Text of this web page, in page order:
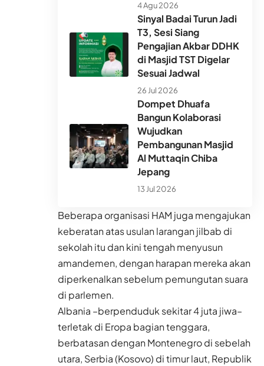
4 Agu 2026
Sinyal Badai Turun Jadi
T3, Sesi Siang
Pengajian Akbar DDHK
di Masjid TST Digelar
Sesuai Jadwal
26 Jul 2026
Dompet Dhuafa
Bangun Kolaborasi
Wujudkan
Pembangunan Masjid
Al Muttaqin Chiba
Jepang
13 Jul 2026
Beberapa organisasi HAM juga mengajukan
keberatan atas usulan larangan jilbab di
sekolah itu dan kini tengah menyusun
amandemen, dengan harapan mereka akan
diperkenalkan sebelum pemungutan suara
di parlemen.
Albania –berpenduduk sekitar 4 juta jiwa–
terletak di Eropa bagian tenggara,
berbatasan dengan Montenegro di sebelah
utara, Serbia (Kosovo) di timur laut, Republik